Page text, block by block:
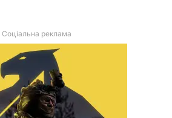
Соціальна реклама